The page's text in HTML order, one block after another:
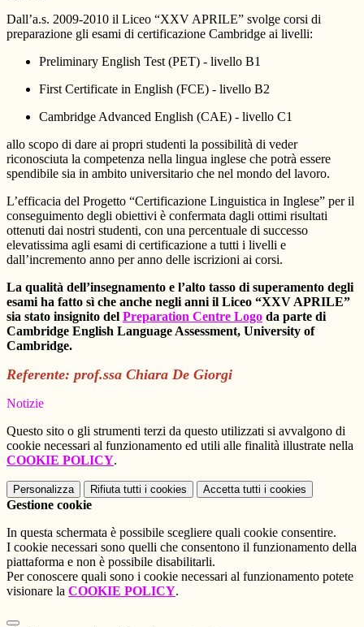
Dall’a.s. 2009-2010 il Liceo “XXV APRILE” svolge corsi di
preparazione gli esami di certificazione Cambridge ai livelli:
Preliminary English Test (PET) - livello B1
First Certificate in English (FCE) - livello B2
Cambridge Advanced English (CAE) - livello C1
allo scopo di dare ai propri studenti la possibilità di veder
riconosciuta la competenza nella lingua inglese che potrà essere
spendibile sia in ambito universitario che nel mondo del lavoro.
L’efficacia del Progetto “Certificazione Linguistica in Inglese” per il
conseguimento degli obiettivi è confermata dagli ottimi risultati
ottenuti dai nostri studenti, con una percentuale di successo
elevatissima agli esami di certificazione a tutti i livelli e
dall’incremento anno per anno delle iscrizioni ai corsi.
La qualità dell’insegnamento e l’alto tasso di superamento degli
esami ha fatto sì che anche negli anni il Liceo “XXV APRILE”
sia stato insignito del Preparation Centre Logo da parte di
Cambridge English Language Assessment, University of
Cambridge.
Referente: prof.ssa Chiara De Giorgi
Notizie
Questo sito o gli strumenti terzi da questo utilizzati si avvalgono di
cookie necessari al funzionamento ed utili alle finalità illustrate nella
COOKIE POLICY.
Personalizza Rifiuta tutti i cookies Accetta tutti i cookies
Gestione cookie
In questa schermata è possibile scegliere quali cookie consentire.
I cookie necessari sono quelli che consentono il funzionamento della
piattaforma e non è possibile disabilitarli.
Per conoscere quali sono i cookie necessari al funzionamento potete
visionare la COOKIE POLICY.